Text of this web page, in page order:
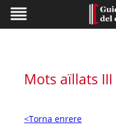
Mots aïllats III
<Torna enrere